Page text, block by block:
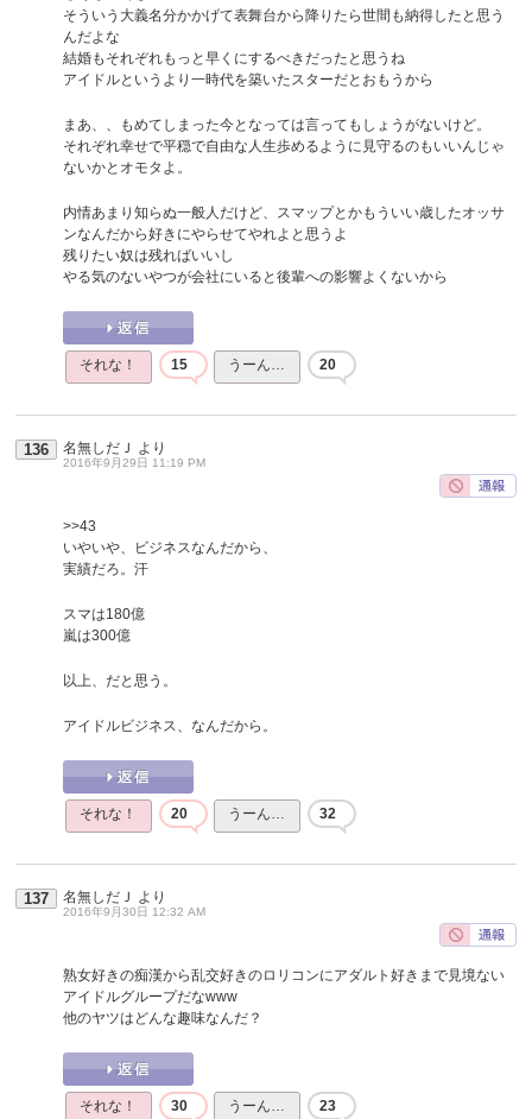
そういう大義名分かかげて表舞台から降りたら世間も納得したと思う
んだよな
結婚もそれぞれもっと早くにするべきだったと思うね
アイドルというより一時代を築いたスターだとおもうから
まあ、、もめてしまった今となっては言ってもしょうがないけど。
それぞれ幸せで平穏で自由な人生歩めるように見守るのもいいんじゃ
ないかとオモタよ。
内情あまり知らぬ一般人だけど、スマップとかもういい歳したオッサ
ンなんだから好きにやらせてやれよと思うよ
残りたい奴は残ればいいし
やる気のないやつが会社にいると後輩への影響よくないから
それな！ 15 うーん… 20
136 名無しだＪ より
2016年9月29日 11:19 PM
>>43
いやいや、ビジネスなんだから、
実績だろ。汗
スマは180億
嵐は300億
以上、だと思う。
アイドルビジネス、なんだから。
それな！ 20 うーん… 32
137 名無しだＪ より
2016年9月30日 12:32 AM
熟女好きの痴漢から乱交好きのロリコンにアダルト好きまで見境ない
アイドルグループだなwww
他のヤツはどんな趣味なんだ？
それな！ 30 うーん… 23